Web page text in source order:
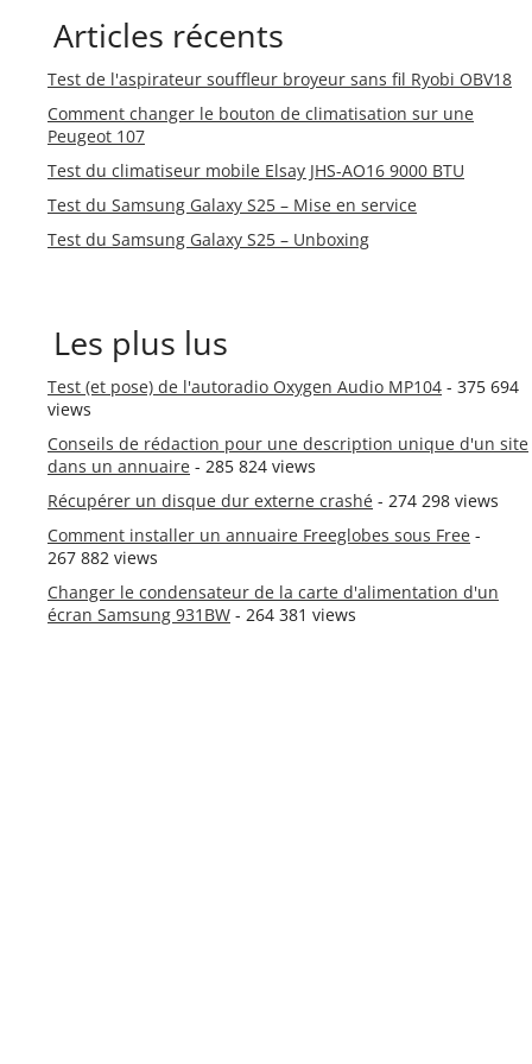
Articles récents
Test de l'aspirateur souffleur broyeur sans fil Ryobi OBV18
Comment changer le bouton de climatisation sur une
Peugeot 107
Test du climatiseur mobile Elsay JHS-AO16 9000 BTU
Test du Samsung Galaxy S25 – Mise en service
Test du Samsung Galaxy S25 – Unboxing
Les plus lus
Test (et pose) de l'autoradio Oxygen Audio MP104 - 375 694
views
Conseils de rédaction pour une description unique d'un site
dans un annuaire - 285 824 views
Récupérer un disque dur externe crashé - 274 298 views
Comment installer un annuaire Freeglobes sous Free -
267 882 views
Changer le condensateur de la carte d'alimentation d'un
écran Samsung 931BW - 264 381 views